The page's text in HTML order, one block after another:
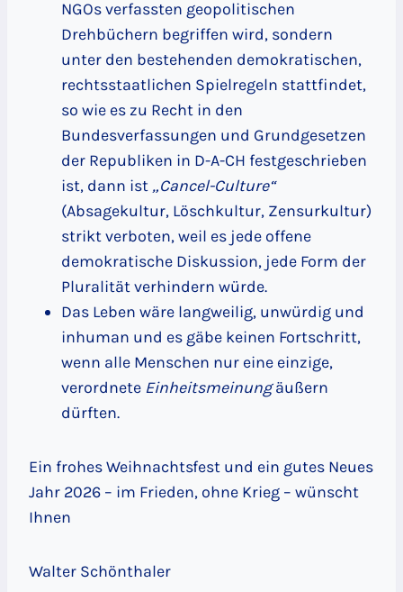
NGOs verfassten geopolitischen
Drehbüchern begriffen wird, sondern
unter den bestehenden demokratischen,
rechtsstaatlichen Spielregeln stattfindet,
so wie es zu Recht in den
Bundesverfassungen und Grundgesetzen
der Republiken in D-A-CH festgeschrieben
ist, dann ist „Cancel-Culture“
(Absagekultur, Löschkultur, Zensurkultur)
strikt verboten, weil es jede offene
demokratische Diskussion, jede Form der
Pluralität verhindern würde.
Das Leben wäre langweilig, unwürdig und
inhuman und es gäbe keinen Fortschritt,
wenn alle Menschen nur eine einzige,
verordnete Einheitsmeinungäußern
dürften.
Ein frohes Weihnachtsfest und ein gutes Neues
Jahr 2026 – im Frieden, ohne Krieg – wünscht
Ihnen
Walter Schönthaler